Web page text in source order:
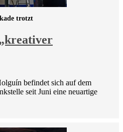
trotzt
befindet sich auf dem
seit Juni eine neuartige